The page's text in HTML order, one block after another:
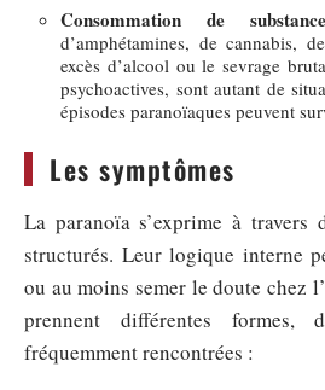
Consommation de
d’amphétamines, de cannabis,
excès d’alcool ou le sevrage
psychoactives, sont autant de
épisodes paranoïaques peuvent
Les symptômes
La paranoïa s’exprime à travers
structurés. Leur logique interne
ou au moins semer le doute chez
prennent différentes
fréquemment rencontrées :